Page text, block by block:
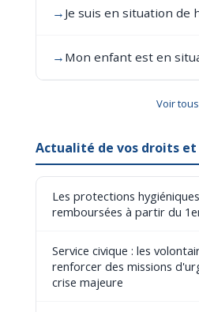
→ Je suis en situation de
→ Mon enfant est en
Voir
Actualité de vos droits et
Les protections
remboursées à partir du
Service civique : les
renforcer des missions
crise majeure